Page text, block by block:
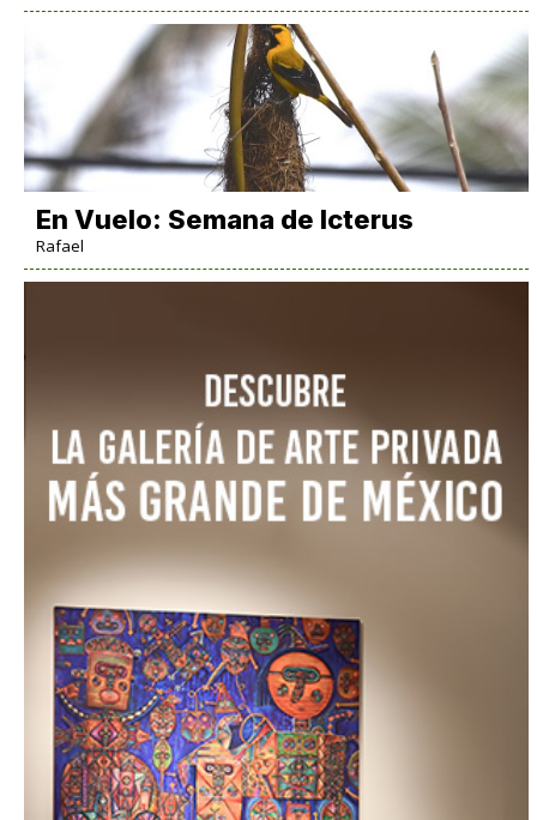
En Vuelo: Semana de Icterus
Rafael